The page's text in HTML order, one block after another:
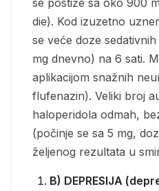
die). Kod izuzetno
se veće doze
mg dnevno) na 6 sati.
aplikacijom snažnih
flufenazin). Veliki broj
haloperidola odmah,
(počinje se sa 5 mg,
željenog rezultata u
B) DEPRESIJA